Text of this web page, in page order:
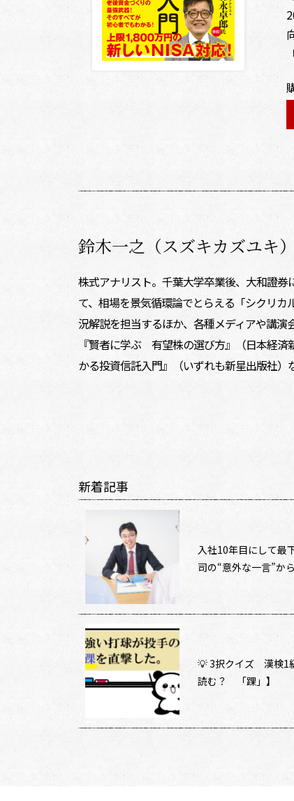
鈴木一之（スズキカズユキ）
株式アナリスト。千葉大学卒業後、大和證
て、相場を景気循環論でとらえる「シクリ
況解説を担当するほか、各種メディアや講演
『賢者に学ぶ 有望株の選び方』（日本経
かる投資信託入門』（いずれも新星出版社）
新着記事
入社10年目にして
司の“意外な一言”か
💡 3択クイズ 漢検1
読む？ 「踝」】